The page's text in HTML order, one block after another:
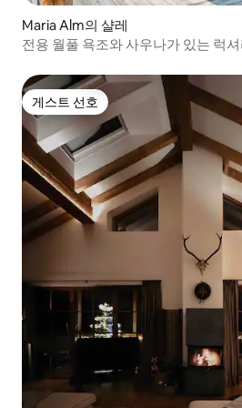
Maria Alm의 샬레
전용 월풀 욕조와 사우나가 있는 럭
게스트 선호
게스트 선호